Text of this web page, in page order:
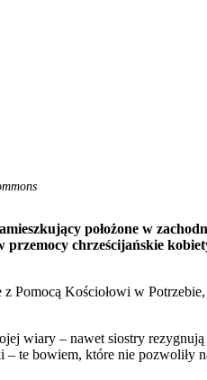
położone w
chrześcijańskie
Kościołowi w
wiary – nawet siostry
– te bowiem, które nie